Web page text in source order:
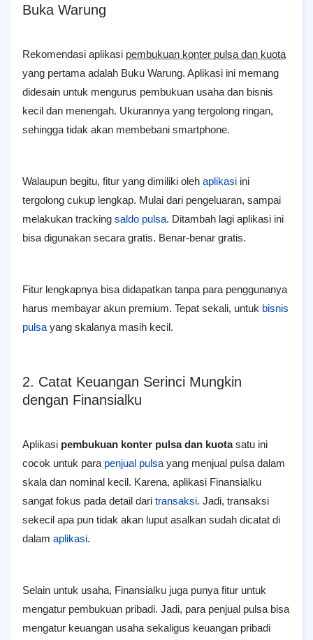
Buka Warung
Rekomendasi aplikasi pembukuan konter pulsa dan kuota
yang pertama adalah Buku Warung. Aplikasi ini memang
didesain untuk mengurus pembukuan usaha dan bisnis
kecil dan menengah. Ukurannya yang tergolong ringan,
sehingga tidak akan membebani smartphone.
Walaupun begitu, fitur yang dimiliki oleh aplikasi ini
tergolong cukup lengkap. Mulai dari pengeluaran, sampai
melakukan tracking saldo pulsa. Ditambah lagi aplikasi ini
bisa digunakan secara gratis. Benar-benar gratis.
Fitur lengkapnya bisa didapatkan tanpa para penggunanya
harus membayar akun premium. Tepat sekali, untuk bisnis
pulsa yang skalanya masih kecil.
2. Catat Keuangan Serinci Mungkin
dengan Finansialku
Aplikasi pembukuan konter pulsa dan kuotasatu ini
cocok untuk para penjual pulsa yang menjual pulsa dalam
skala dan nominal kecil. Karena, aplikasi Finansialku
sangat fokus pada detail dari transaksi. Jadi, transaksi
sekecil apa pun tidak akan luput asalkan sudah dicatat di
dalam aplikasi.
Selain untuk usaha, Finansialku juga punya fitur untuk
mengatur pembukuan pribadi. Jadi, para penjual pulsa bisa
mengatur keuangan usaha sekaligus keuangan pribadi